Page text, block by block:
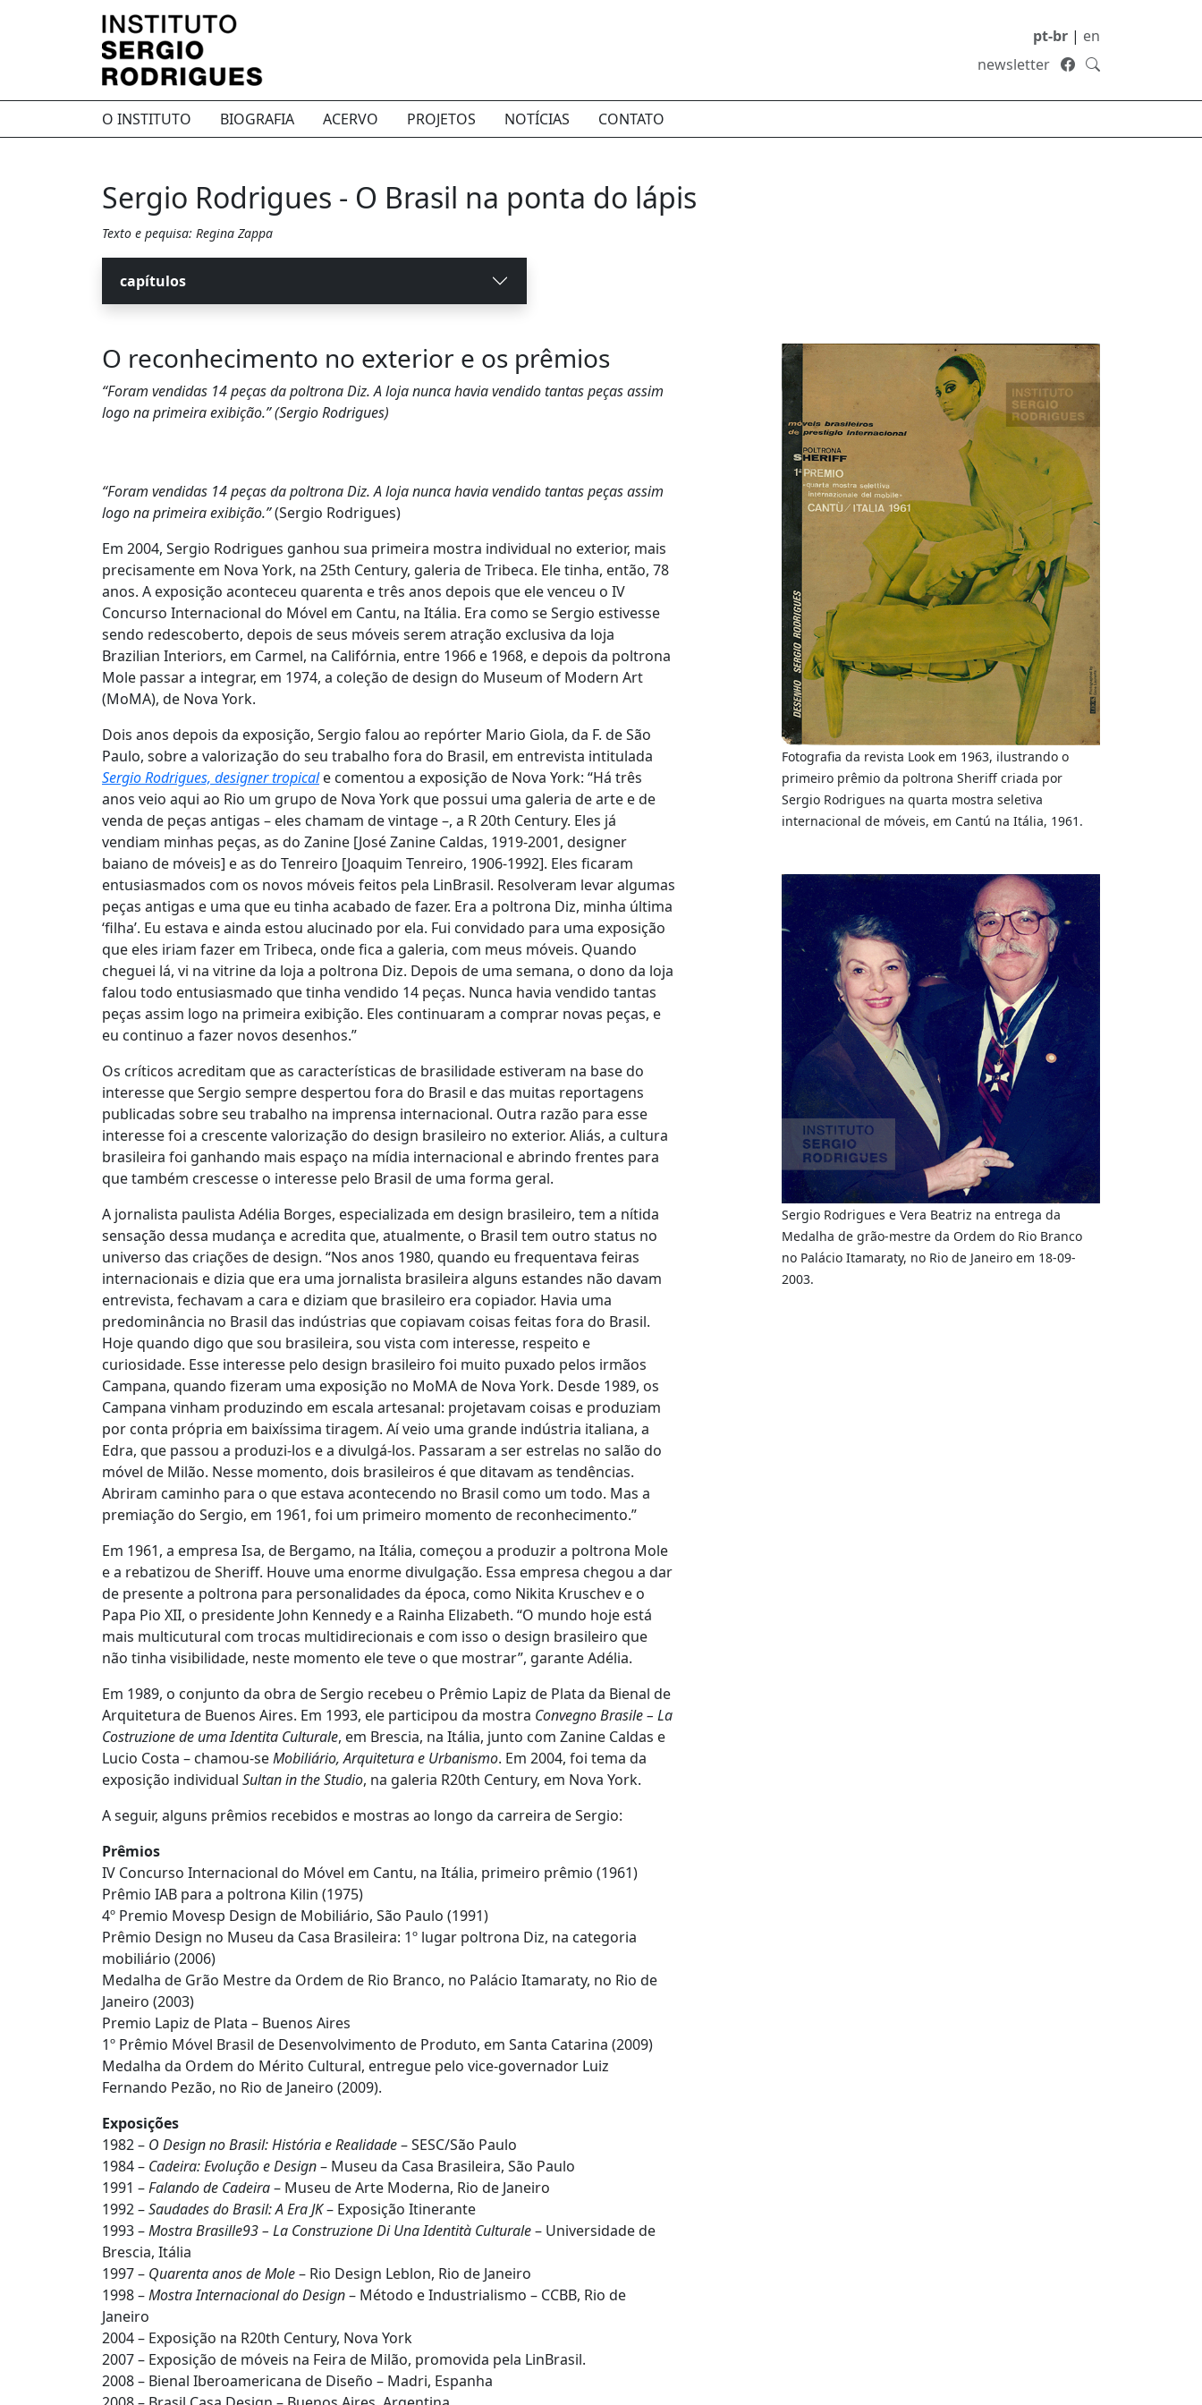
pt-br | en
newsletter
O INSTITUTO BIOGRAFIA ACERVO PROJETOS NOTÍCIAS CONTATO
Sergio Rodrigues - O Brasil na ponta do lápis
Texto e pequisa: Regina Zappa
capítulos
O reconhecimento no exterior e os prêmios
“Foram vendidas 14 peças da poltrona Diz. A loja nunca havia vendido tantas peças assim
logo na primeira exibição.” (Sergio Rodrigues)
“Foram vendidas 14 peças da poltrona Diz. A loja nunca havia vendido tantas peças assim
logo na primeira exibição.”(Sergio Rodrigues)
Em 2004, Sergio Rodrigues ganhou sua primeira mostra individual no exterior, mais
precisamente em Nova York, na 25th Century, galeria de Tribeca. Ele tinha, então, 78
anos. A exposição aconteceu quarenta e três anos depois que ele venceu o IV
Concurso Internacional do Móvel em Cantu, na Itália. Era como se Sergio estivesse
sendo redescoberto, depois de seus móveis serem atração exclusiva da loja
Brazilian Interiors, em Carmel, na Califórnia, entre 1966 e 1968, e depois da poltrona
Mole passar a integrar, em 1974, a coleção de design do Museum of Modern Art
(MoMA), de Nova York.
Dois anos depois da exposição, Sergio falou ao repórter Mario Giola, da F. de São
Paulo, sobre a valorização do seu trabalho fora do Brasil, em entrevista intitulada
Sergio Rodrigues, designer tropicale comentou a exposição de Nova York: “Há três
anos veio aqui ao Rio um grupo de Nova York que possui uma galeria de arte e de
venda de peças antigas – eles chamam de vintage –, a R 20th Century. Eles já
vendiam minhas peças, as do Zanine [José Zanine Caldas, 1919-2001, designer
baiano de móveis] e as do Tenreiro [Joaquim Tenreiro, 1906-1992]. Eles ficaram
entusiasmados com os novos móveis feitos pela LinBrasil. Resolveram levar algumas
peças antigas e uma que eu tinha acabado de fazer. Era a poltrona Diz, minha última
‘filha’. Eu estava e ainda estou alucinado por ela. Fui convidado para uma exposição
que eles iriam fazer em Tribeca, onde fica a galeria, com meus móveis. Quando
cheguei lá, vi na vitrine da loja a poltrona Diz. Depois de uma semana, o dono da loja
falou todo entusiasmado que tinha vendido 14 peças. Nunca havia vendido tantas
peças assim logo na primeira exibição. Eles continuaram a comprar novas peças, e
eu continuo a fazer novos desenhos.”
Os críticos acreditam que as características de brasilidade estiveram na base do
interesse que Sergio sempre despertou fora do Brasil e das muitas reportagens
publicadas sobre seu trabalho na imprensa internacional. Outra razão para esse
interesse foi a crescente valorização do design brasileiro no exterior. Aliás, a cultura
brasileira foi ganhando mais espaço na mídia internacional e abrindo frentes para
que também crescesse o interesse pelo Brasil de uma forma geral.
A jornalista paulista Adélia Borges, especializada em design brasileiro, tem a nítida
sensação dessa mudança e acredita que, atualmente, o Brasil tem outro status no
universo das criações de design. “Nos anos 1980, quando eu frequentava feiras
internacionais e dizia que era uma jornalista brasileira alguns estandes não davam
entrevista, fechavam a cara e diziam que brasileiro era copiador. Havia uma
predominância no Brasil das indústrias que copiavam coisas feitas fora do Brasil.
Hoje quando digo que sou brasileira, sou vista com interesse, respeito e
curiosidade. Esse interesse pelo design brasileiro foi muito puxado pelos irmãos
Campana, quando fizeram uma exposição no MoMA de Nova York. Desde 1989, os
Campana vinham produzindo em escala artesanal: projetavam coisas e produziam
por conta própria em baixíssima tiragem. Aí veio uma grande indústria italiana, a
Edra, que passou a produzi-los e a divulgá-los. Passaram a ser estrelas no salão do
móvel de Milão. Nesse momento, dois brasileiros é que ditavam as tendências.
Abriram caminho para o que estava acontecendo no Brasil como um todo. Mas a
premiação do Sergio, em 1961, foi um primeiro momento de reconhecimento.”
Em 1961, a empresa Isa, de Bergamo, na Itália, começou a produzir a poltrona Mole
e a rebatizou de Sheriff. Houve uma enorme divulgação. Essa empresa chegou a dar
de presente a poltrona para personalidades da época, como Nikita Kruschev e o
Papa Pio XII, o presidente John Kennedy e a Rainha Elizabeth. “O mundo hoje está
mais multicutural com trocas multidirecionais e com isso o design brasileiro que
não tinha visibilidade, neste momento ele teve o que mostrar”, garante Adélia.
Em 1989, o conjunto da obra de Sergio recebeu o Prêmio Lapiz de Plata da Bienal de
Arquitetura de Buenos Aires. Em 1993, ele participou da mostra Convegno Brasile – La
Costruzione de uma Identita Culturale, em Brescia, na Itália, junto com Zanine Caldas e
Lucio Costa – chamou-seMobiliário, Arquitetura e Urbanismo. Em 2004, foi tema da
exposição individual Sultan in the Studio, na galeria R20th Century, em Nova York.
A seguir, alguns prêmios recebidos e mostras ao longo da carreira de Sergio:
Prêmios
IV Concurso Internacional do Móvel em Cantu, na Itália, primeiro prêmio (1961)
Prêmio IAB para a poltrona Kilin (1975)
4º Premio Movesp Design de Mobiliário, São Paulo (1991)
Prêmio Design no Museu da Casa Brasileira: 1º lugar poltrona Diz, na categoria
mobiliário (2006)
Medalha de Grão Mestre da Ordem de Rio Branco, no Palácio Itamaraty, no Rio de
Janeiro (2003)
Premio Lapiz de Plata – Buenos Aires
1º Prêmio Móvel Brasil de Desenvolvimento de Produto, em Santa Catarina (2009)
Medalha da Ordem do Mérito Cultural, entregue pelo vice-governador Luiz
Fernando Pezão, no Rio de Janeiro (2009).
Exposições
1982 – O Design no Brasil: História e Realidade– SESC/São Paulo
1984 – Cadeira: Evolução e Design– Museu da Casa Brasileira, São Paulo
1991 –Falando de Cadeira– Museu de Arte Moderna, Rio de Janeiro
1992 –Saudades do Brasil: A Era JK– Exposição Itinerante
1993 –Mostra Brasille93 – La Construzione Di Una Identità Culturale– Universidade de
Brescia, Itália
1997 – Quarenta anos de Mole– Rio Design Leblon, Rio de Janeiro
1998 –Mostra Internacional do Design– Método e Industrialismo – CCBB, Rio de
Janeiro
2004 – Exposição na R20th Century, Nova York
2007 – Exposição de móveis na Feira de Milão, promovida pela LinBrasil.
2008 – Bienal Iberoamericana de Diseño – Madri, Espanha
Fotografia da revista Look em 1963, ilustrando o
primeiro prêmio da poltrona Sheriff criada por
Sergio Rodrigues na quarta mostra seletiva
internacional de móveis, em Cantú na Itália, 1961.
Sergio Rodrigues e Vera Beatriz na entrega da
Medalha de grão-mestre da Ordem do Rio Branco
no Palácio Itamaraty, no Rio de Janeiro em 18-09-
2003.